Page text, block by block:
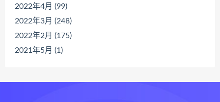
2022年4月 (99)
2022年3月 (248)
2022年2月 (175)
2021年5月 (1)